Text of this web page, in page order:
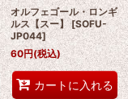
オルフェゴール・ロンギ
ルス【スー】 [SOFU-
JP044]
60円(税込)
カートに入れる